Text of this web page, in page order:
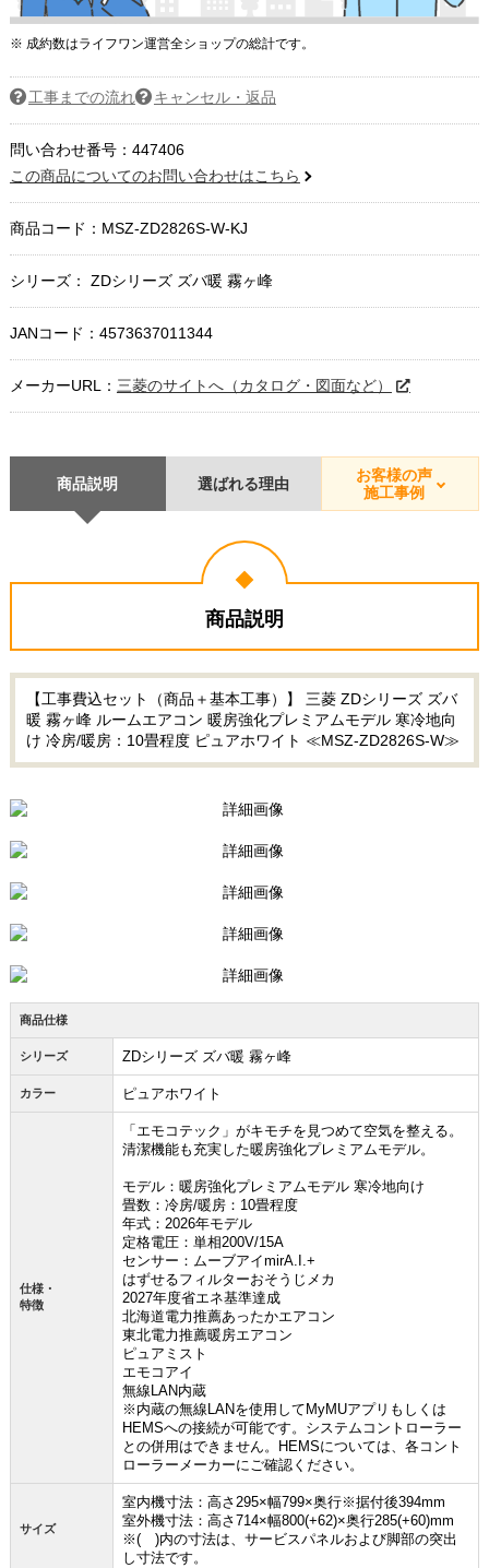
お買い物を続ける
※ 成約数はライフワン運営全ショップの総計です。
工事までの流れ キャンセル・返品
問い合わせ番号：447406
この商品についてのお問い合わせはこちら
商品コード： MSZ-ZD2826S-W-KJ
シリーズ： ZDシリーズ ズバ暖 霧ヶ峰
JANコード：4573637011344
メーカーURL： 三菱のサイトへ（カタログ・図面など）
商品説明 選ばれる理由
お客様の声
施工事例
商品説明
【工事費込セット（商品＋基本工事）】 三菱 ZDシリーズ ズバ
暖 霧ヶ峰 ルームエアコン 暖房強化プレミアムモデル 寒冷地向
け 冷房/暖房：10畳程度 ピュアホワイト ≪MSZ-ZD2826S-W≫
商品仕様
シリーズ ZDシリーズ ズバ暖 霧ヶ峰
カラー ピュアホワイト
仕様・
特徴
「エモコテック」がキモチを見つめて空気を整える。
清潔機能も充実した暖房強化プレミアムモデル。
モデル：暖房強化プレミアムモデル 寒冷地向け
畳数：冷房/暖房：10畳程度
年式：2026年モデル
定格電圧：単相200V/15A
センサー：ムーブアイmirA.I.+
はずせるフィルターおそうじメカ
2027年度省エネ基準達成
北海道電力推薦あったかエアコン
東北電力推薦暖房エアコン
ピュアミスト
エモコアイ
無線LAN内蔵
※内蔵の無線LANを使用してMyMUアプリもしくは
HEMSへの接続が可能です。システムコントローラー
との併用はできません。HEMSについては、各コント
ローラーメーカーにご確認ください。
サイズ
室内機寸法：高さ295×幅799×奥行※据付後394mm
室外機寸法：高さ714×幅800(+62)×奥行285(+60)mm
※( )内の寸法は、サービスパネルおよび脚部の突出
し寸法です。